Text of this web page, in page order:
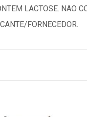
LACTOSE. NAO
FORNECEDOR.